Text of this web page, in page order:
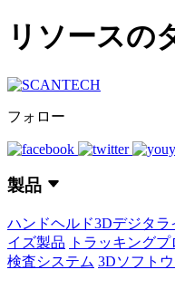
リソースの
フォロー
製品
ハンドヘルド3Dデジタラ
イズ製品
トラッキング
検査システム 3Dソフト